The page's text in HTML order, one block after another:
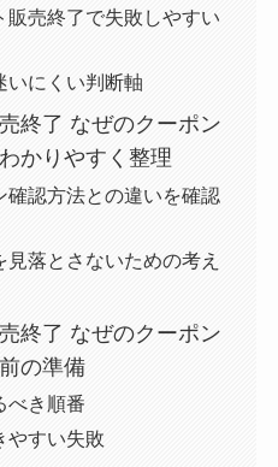
販売終了で失敗しやすい
いにくい判断軸
終了 なぜのクーポン
かりやすく整理
確認方法との違いを確認
落とさないための考え
終了 なぜのクーポン
の準備
べき順番
やすい失敗